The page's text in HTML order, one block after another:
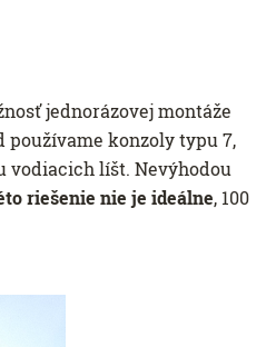
jednorázovej montáže
konzoly typu 7,
vodiacich líšt. Nevýhodou
riešenie nie je ideálne, 100